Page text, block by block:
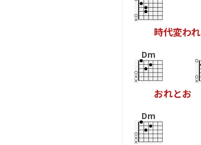
時代変われ
Dm
おれとお
Dm